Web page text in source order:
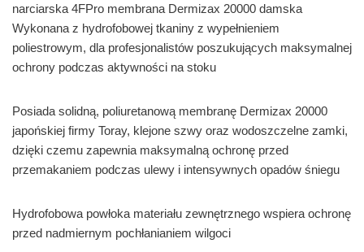
narciarska 4FPro membrana Dermizax 20000 damska
Wykonana z hydrofobowej tkaniny z wypełnieniem
poliestrowym, dla profesjonalistów poszukujących maksymalnej
ochrony podczas aktywności na stoku
Posiada solidną, poliuretanową membranę Dermizax 20000
japońskiej firmy Toray, klejone szwy oraz wodoszczelne zamki,
dzięki czemu zapewnia maksymalną ochronę przed
przemakaniem podczas ulewy i intensywnych opadów śniegu
Hydrofobowa powłoka materiału zewnętrznego wspiera ochronę
przed nadmiernym pochłanianiem wilgoci